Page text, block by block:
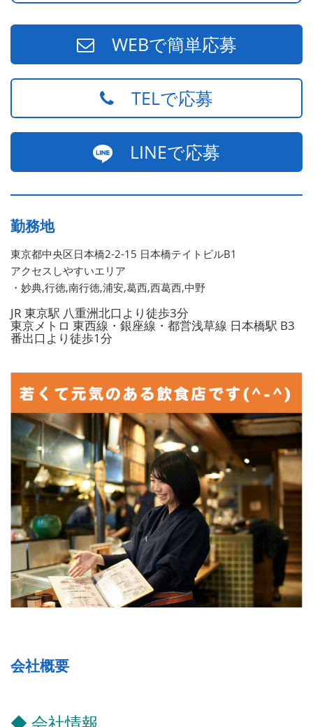
WEBで簡単応募
TELで応募
LINEで応募
勤務地
東京都中央区日本橋2-2-15 日本橋テイトビルB1
アクセスしやすいエリア
・妙典,行徳,南行徳,浦安,葛西,西葛西,中野
JR 東京駅 八重洲北口より徒歩3分
東京メトロ 東西線・銀座線・都営浅草線 日本橋駅 B3
番出口より徒歩1分
会社概要
◆ 会社情報